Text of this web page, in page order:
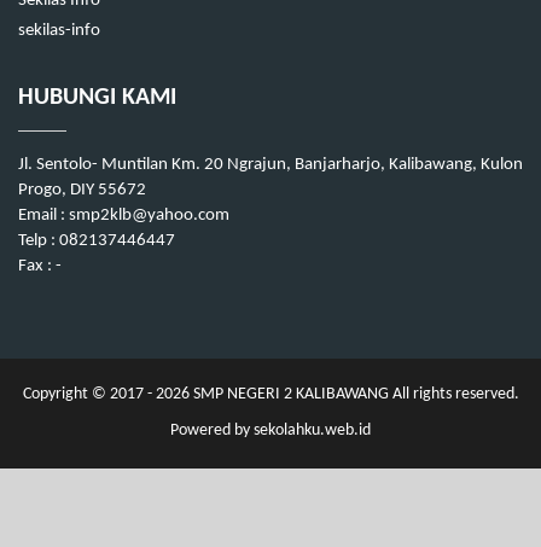
sekilas-info
HUBUNGI KAMI
Jl. Sentolo- Muntilan Km. 20 Ngrajun, Banjarharjo, Kalibawang, Kulon
Progo, DIY 55672
Email : smp2klb@yahoo.com
Telp : 082137446447
Fax : -
Copyright © 2017 - 2026SMP NEGERI 2 KALIBAWANG All rights reserved.
Powered by sekolahku.web.id